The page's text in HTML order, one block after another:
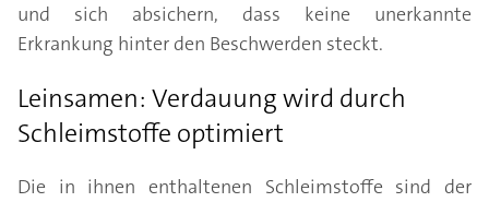
und sich absichern, dass keine unerkannte
Erkrankung hinter den Beschwerden steckt.
Leinsamen: Verdauung wird durch
Schleimstoffe optimiert
Die in ihnen enthaltenen Schleimstoffe sind der